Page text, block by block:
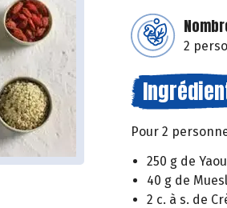
2
Pour 2
250 g de
40 g de
2 c. à s. de